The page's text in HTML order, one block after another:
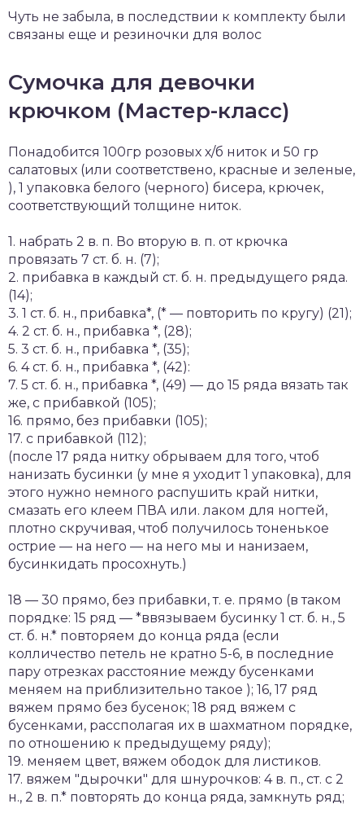
Чуть не забыла, в последствии к комплекту были
связаны еще и резиночки для волос
Сумочка для девочки
крючком (Мастер-класс)
Понадобится 100гр розовых х/б ниток и 50 гр
салатовых (или соответствено, красные и зеленые,
), 1 упаковка белого (черного) бисера, крючек,
соответствующий толщине ниток.
1. набрать 2 в. п. Во вторую в. п. от крючка
провязать 7 ст. б. н. (7);
2. прибавка в каждый ст. б. н. предыдущего ряда.
(14);
3. 1 ст. б. н., прибавка*, (* — повторить по кругу) (21);
4. 2 ст. б. н., прибавка *, (28);
5. 3 ст. б. н., прибавка *, (35);
6. 4 ст. б. н., прибавка *, (42):
7. 5 ст. б. н., прибавка *, (49) — до 15 ряда вязать так
же, с прибавкой (105);
16. прямо, без прибавки (105);
17. с прибавкой (112);
(после 17 ряда нитку обрываем для того, чтоб
нанизать бусинки (у мне я уходит 1 упаковка), для
этого нужно немного распушить край нитки,
смазать его клеем ПВА или. лаком для ногтей,
плотно скручивая, чтоб получилось тоненькое
острие — на него — на него мы и нанизаем,
бусинкидать просохнуть.)
18 — 30 прямо, без прибавки, т. е. прямо (в таком
порядке: 15 ряд — *ввязываем бусинку 1 ст. б. н., 5
ст. б. н.* повторяем до конца ряда (если
колличество петель не кратно 5-6, в последние
пару отрезках расстояние между бусенками
меняем на приблизительно такое ); 16, 17 ряд
вяжем прямо без бусенок; 18 ряд вяжем с
бусенками, рассполагая их в шахматном порядке,
по отношению к предыдущему ряду);
19. меняем цвет, вяжем ободок для листиков.
17. вяжем "дырочки" для шнурочков: 4 в. п., ст. с 2
н., 2 в. п.* повторять до конца ряда, замкнуть ряд;